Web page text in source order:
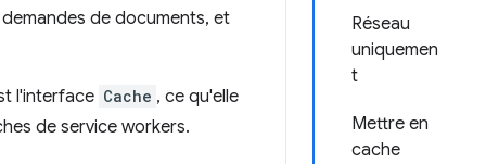
Réseau
uniquemen
t
Mettre en
cache
de documents, et
l'interface Cache , ce qu'elle
de service workers.